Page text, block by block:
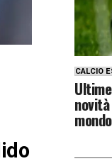
CALCIO
mondo